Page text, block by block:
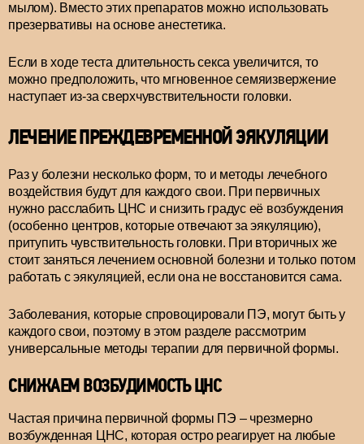
мылом). Вместо этих препаратов можно использовать
презервативы на основе анестетика.
Если в ходе теста длительность секса увеличится, то
можно предположить, что мгновенное семяизвержение
наступает из-за сверхчувствительности головки.
ЛЕЧЕНИЕ ПРЕЖДЕВРЕМЕННОЙ ЭЯКУЛЯЦИИ
Раз у болезни несколько форм, то и методы лечебного
воздействия будут для каждого свои. При первичных
нужно расслабить ЦНС и снизить градус её возбуждения
(особенно центров, которые отвечают за эякуляцию),
притупить чувствительность головки. При вторичных же
стоит заняться лечением основной болезни и только потом
работать с эякуляцией, если она не восстановится сама.
Заболевания, которые спровоцировали ПЭ, могут быть у
каждого свои, поэтому в этом разделе рассмотрим
универсальные методы терапии для первичной формы.
СНИЖАЕМ ВОЗБУДИМОСТЬ ЦНС
Частая причина первичной формы ПЭ – чрезмерно
возбужденная ЦНС, которая остро реагирует на любые